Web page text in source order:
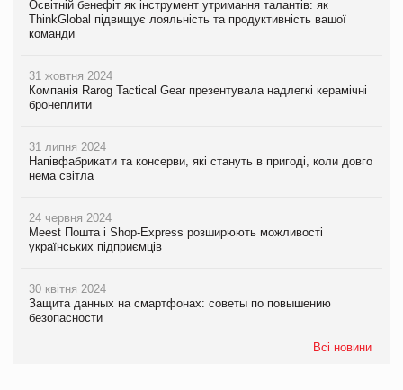
Освітній бенефіт як інструмент утримання талантів: як
ThinkGlobal підвищує лояльність та продуктивність вашої
команди
31 жовтня 2024
Компанія Rarog Tactical Gear презентувала надлегкі керамічні
бронеплити
31 липня 2024
Напівфабрикати та консерви, які стануть в пригоді, коли довго
нема світла
24 червня 2024
Meest Пошта і Shop-Express розширюють можливості
українських підприємців
30 квітня 2024
Защита данных на смартфонах: советы по повышению
безопасности
Всі новини